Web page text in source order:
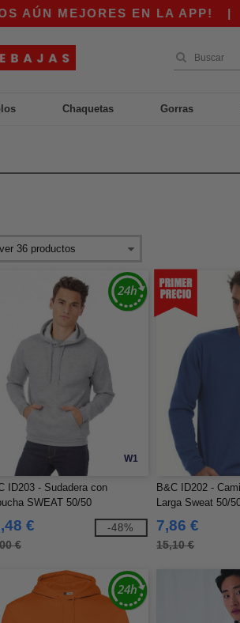
EN LA APP!|¡NUESTRA
Chaquetas Gorras
W1
ID203 - Sudadera con
SWEAT 50/50
€
€
-48%
B&C ID202 -
Larga Sweat 50/
7,86 €
15,10 €